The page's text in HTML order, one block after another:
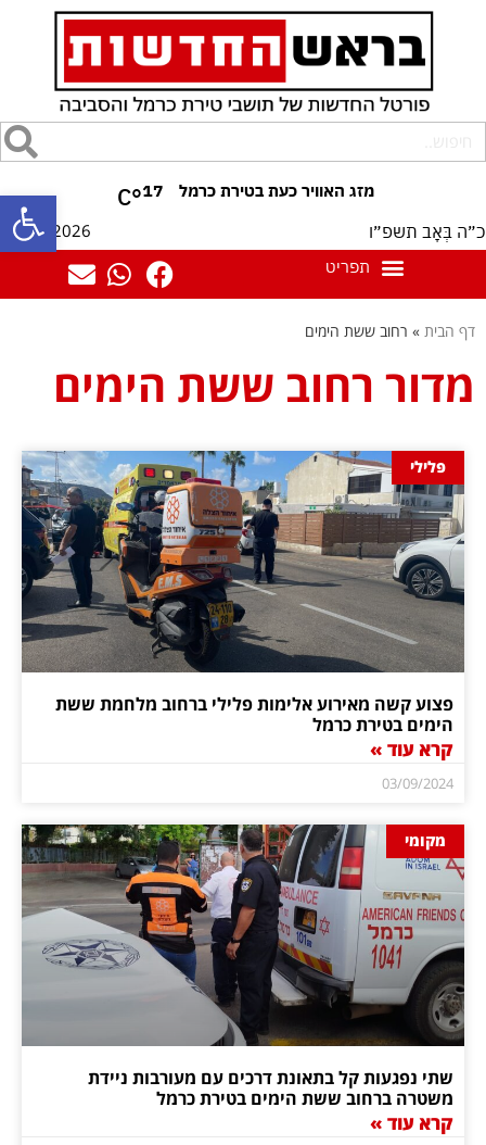
פתח 17
°C
כ״ה בְּאָב תשפ״ו 08/08/2026
דף הבית » רחוב ששת הימים
מדור רחוב ששת הימים
פלילי
פצוע קשה מאירוע אלימות פלילי ברחוב מלחמת ששת
הימים בטירת כרמל
קרא עוד »
03/09/2024
מקומי
שתי נפגעות קל בתאונת דרכים עם מעורבות ניידת
משטרה ברחוב ששת הימים בטירת כרמל
קרא עוד »